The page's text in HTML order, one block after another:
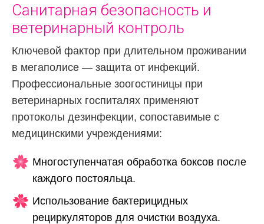
Санитарная безопасность и
ветеринарный контроль
Ключевой фактор при длительном проживании
в мегаполисе — защита от инфекций.
Профессиональные зоогостиницы при
ветеринарных госпиталях применяют
протоколы дезинфекции, сопоставимые с
медицинскими учреждениями:
Многоступенчатая обработка боксов после
каждого постояльца.
Использование бактерицидных
рециркуляторов для очистки воздуха.